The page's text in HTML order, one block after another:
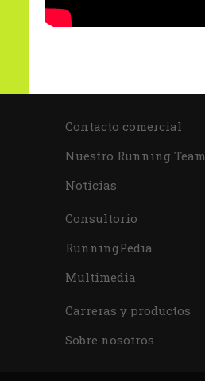
Contacto comercial
Nuestro Running Team
Noticias
Consultorio
RunningPedia
Multimedia
Carreras y productos
Sobre nosotros